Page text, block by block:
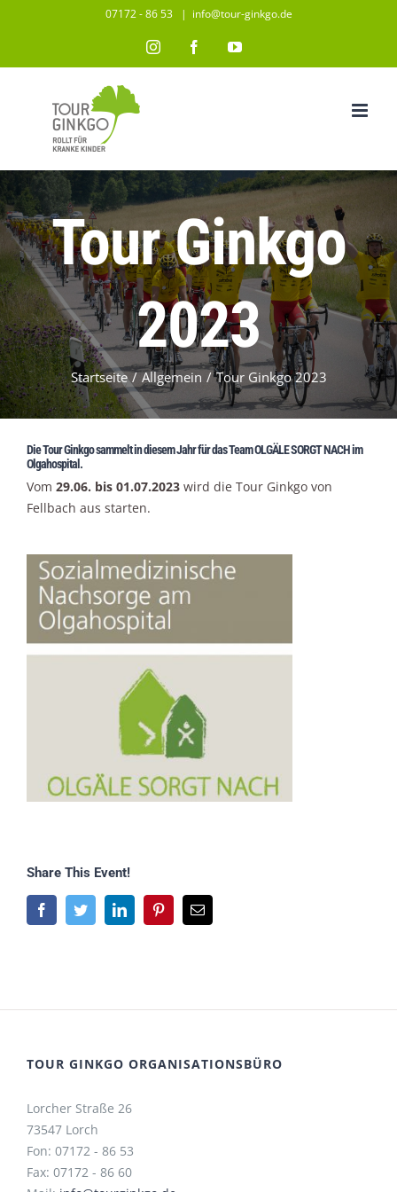
07172 - 86 53 | info@tour-ginkgo.de
InstagramFacebookYouTube
Tour Ginkgo
2023
Startseite / Allgemein / Tour Ginkgo 2023
Die Tour Ginkgo sammelt in diesem Jahr für das Team OLGÄLE SORGT NACH im
Olgahospital.
Vom 29.06. bis 01.07.2023wird die Tour Ginkgo von
Fellbach aus starten.
Share This Event!
FacebookTwitterLinkedInPinterestE-
Mail
TOUR GINKGO ORGANISATIONSBÜRO
Lorcher Straße 26
73547 Lorch
Fon: 07172 - 86 53
Fax: 07172 - 86 60